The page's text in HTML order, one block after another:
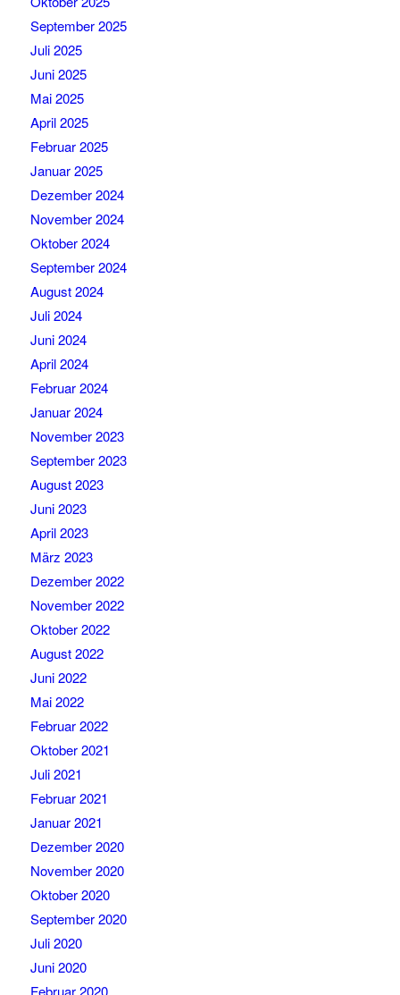
September 2025
Juli 2025
Juni 2025
Mai 2025
April 2025
Februar 2025
Januar 2025
Dezember 2024
November 2024
Oktober 2024
September 2024
August 2024
Juli 2024
Juni 2024
April 2024
Februar 2024
Januar 2024
November 2023
September 2023
August 2023
Juni 2023
April 2023
März 2023
Dezember 2022
November 2022
Oktober 2022
August 2022
Juni 2022
Mai 2022
Februar 2022
Oktober 2021
Juli 2021
Februar 2021
Januar 2021
Dezember 2020
November 2020
Oktober 2020
September 2020
Juli 2020
Juni 2020